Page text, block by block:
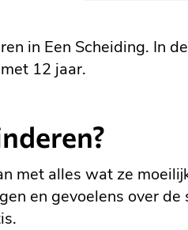
in Een Scheiding. In
12 jaar.
met alles wat ze
en gevoelens over